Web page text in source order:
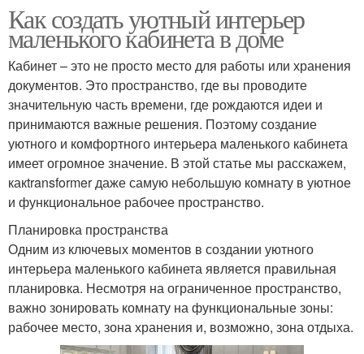
Как создать уютный интерьер
маленького кабинета в доме
Кабинет – это не просто место для работы или хранения
документов. Это пространство, где вы проводите
значительную часть времени, где рождаются идеи и
принимаются важные решения. Поэтому создание
уютного и комфортного интерьера маленького кабинета
имеет огромное значение. В этой статье мы расскажем,
какtransformer даже самую небольшую комнату в уютное
и функциональное рабочее пространство.
Планировка пространства
Одним из ключевых моментов в создании уютного
интерьера маленького кабинета является правильная
планировка. Несмотря на ограниченное пространство,
важно зонировать комнату на функциональные зоны:
рабочее место, зона хранения и, возможно, зона отдыха.